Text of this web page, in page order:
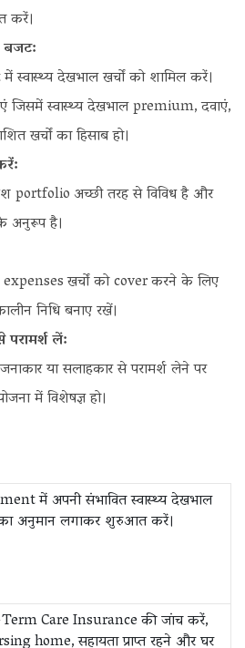
करें।
बजट:
देखभाल खर्चों को शामिल करें।
स्वास्थ्य देखभाल premium, दवाएं,
खर्चों का हिसाब हो।
portfolio अच्छी तरह से विविध है और
अनुरूप है।
खर्चों को cover करने के लिए
निधि बनाए रखें।
लें:
या सलाहकार से परामर्श लेने पर
में विशेषज्ञ हो।
में अपनी संभावित स्वास्थ्य देखभाल
अनुमान लगाकर शुरुआत करें।
Care Insurance की जांच करें,
home, सहायता प्राप्त रहने और घर